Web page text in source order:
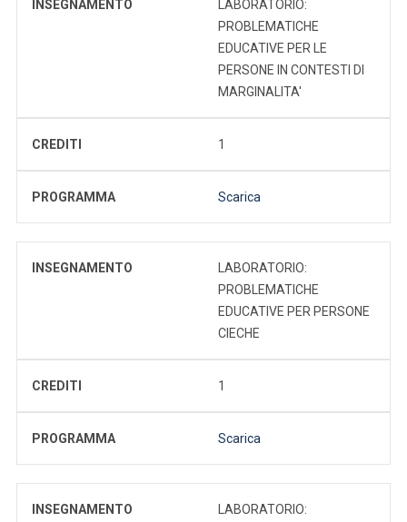
INSEGNAMENTO
LABORATORIO:
PROBLEMATICHE
EDUCATIVE PER LE
PERSONE IN CONTESTI DI
MARGINALITA'
CREDITI 1
PROGRAMMA Scarica
INSEGNAMENTO
LABORATORIO:
PROBLEMATICHE
EDUCATIVE PER PERSONE
CIECHE
CREDITI 1
PROGRAMMA Scarica
INSEGNAMENTO
LABORATORIO: